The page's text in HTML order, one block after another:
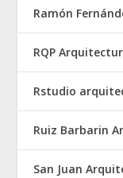
Ramón
RQP
Rstudio
Ruiz Barbarin
San Juan